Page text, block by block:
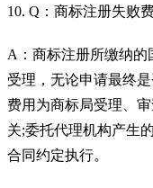
10. Q：商标注册失败
A：商标注册所缴纳的
受理，无论申请最终
费用为商标局受理、
关;委托代理机构产生
合同约定执行。